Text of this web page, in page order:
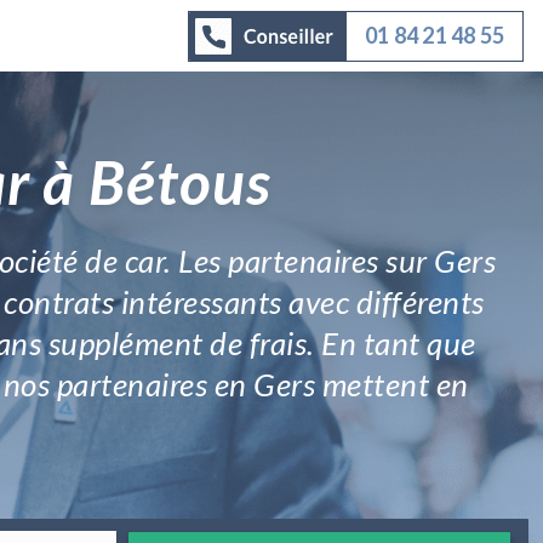
01 84 21 48 55
à Bétous
de car. Les partenaires sur Gers
intéressants avec différents
supplément de frais. En tant que
partenaires en Gers mettent en